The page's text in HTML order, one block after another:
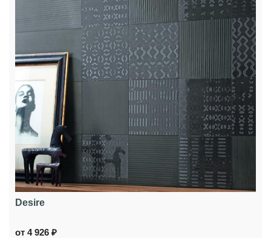
Desire
от 4 926 ₽